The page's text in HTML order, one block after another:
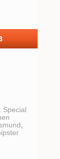
Special
,